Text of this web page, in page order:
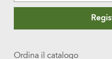
Ordina il catalogo